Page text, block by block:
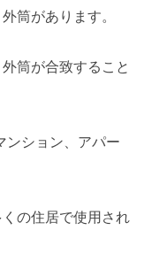
筒があります。
筒が合致すること
ンション、アパー
の住居で使用され